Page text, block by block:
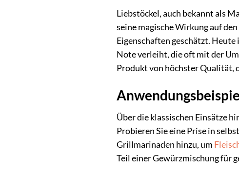
Liebstöckel, auch bekannt als
seine magische Wirkung auf
Eigenschaften geschätzt.
Note verleiht, die oft mit der
Produkt von höchster Qualität,
Über die klassischen Einsätze
Probieren Sie eine Prise in
Grillmarinaden hinzu, um
Teil einer Gewürzmischung für